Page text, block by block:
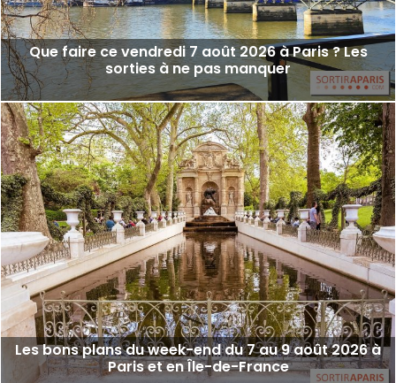
Que faire ce vendredi 7 août 2026 à Paris ? Les
sorties à ne pas manquer
Les bons plans du week-end du 7 au 9 août 2026 à
Paris et en Île-de-France